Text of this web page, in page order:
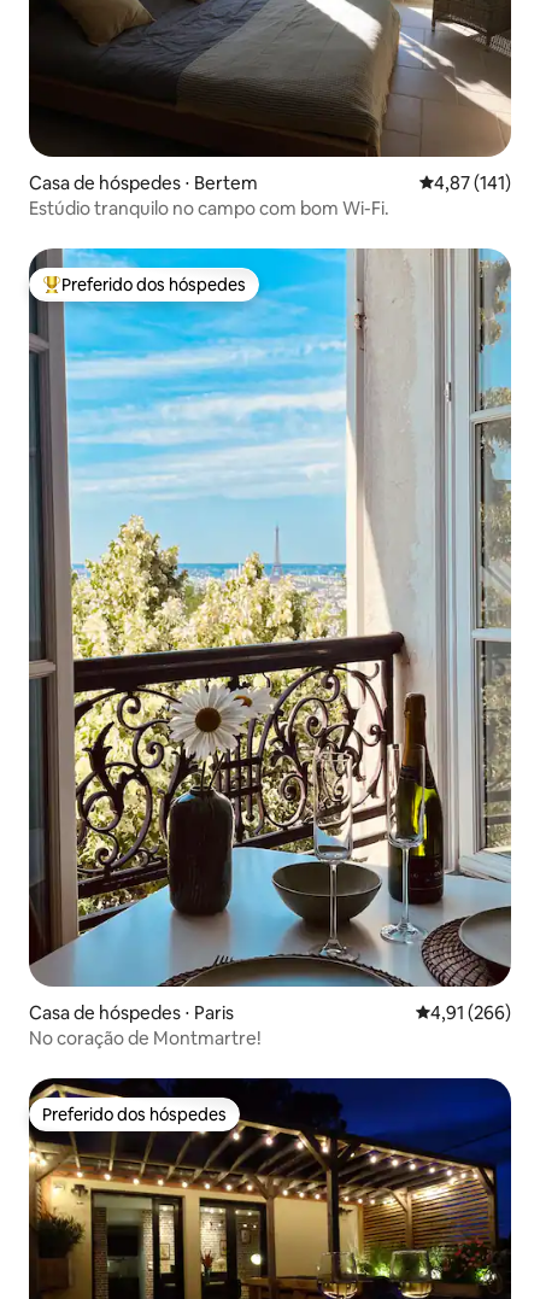
Casa de hóspedes ⋅ Bertem 4,87 de uma
4,87 (141)
Estúdio tranquilo no campo com bom Wi-Fi.
Entre os melhores preferidos dos hóspedes
Preferido dos hóspedes
Casa de hóspedes ⋅ Paris 4,91 de uma
4,91 (266)
No coração de Montmartre!
Preferido dos hóspedes
Preferido dos hóspedes